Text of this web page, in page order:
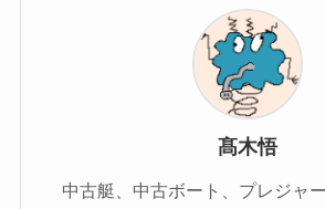
髙木悟
中古艇、中古ボート、プレジャ